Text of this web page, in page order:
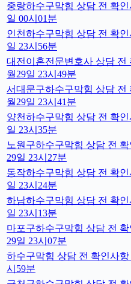
중랑하수구막힘 상담 전 확인
일 00시01분
인천하수구막힘 상담 전 확인
일 23시56분
대전이혼전문변호사 상담 전
월29일 23시49분
서대문구하수구막힘 상담 전
월29일 23시41분
양천하수구막힘 상담 전 확인
일 23시35분
노원구하수구막힘 상담 전 확
29일 23시27분
동작하수구막힘 상담 전 확인
일 23시24분
하남하수구막힘 상담 전 확인
일 23시13분
마포구하수구막힘 상담 전 확
29일 23시07분
하수구막힘 상담 전 확인사항
시59분